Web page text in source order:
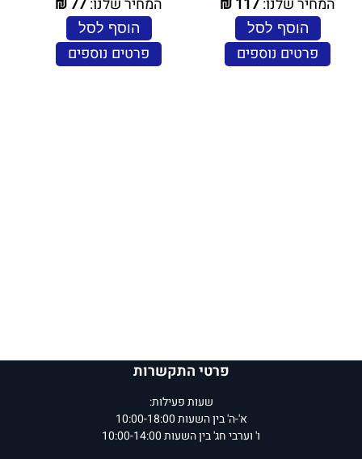
המחיר שלנו:117
₪
הוסף לסל
פרטים נוספים
המחיר שלנו:77
₪
הוסף לסל
פרטים נוספים
פרטי התקשרות
שעות פעילות:
א'-ה' בין השעות 10:00-18:00
ו' וערבי חג' בין השעות 10:00-14:00